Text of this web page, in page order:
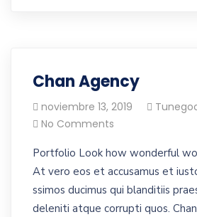
Chan Agency
noviembre 13, 2019
No Comments
Portfolio Look how wonderful
At vero eos et accusamus et
ssimos ducimus qui blanditiis
deleniti atque corrupti quos.